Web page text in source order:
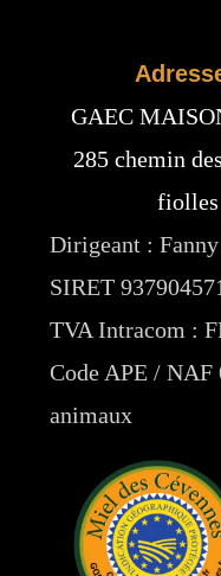
GAEC
285 chemin
fiolles
Dirigeant :
SIRET
TVA Intracom :
Code APE / NAF
animaux